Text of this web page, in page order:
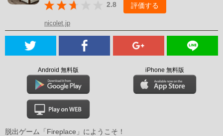
2.8 評価する
nicolet.jp
Android 無料版 iPhone 無料版
脱出ゲーム「Fireplace」にようこそ！